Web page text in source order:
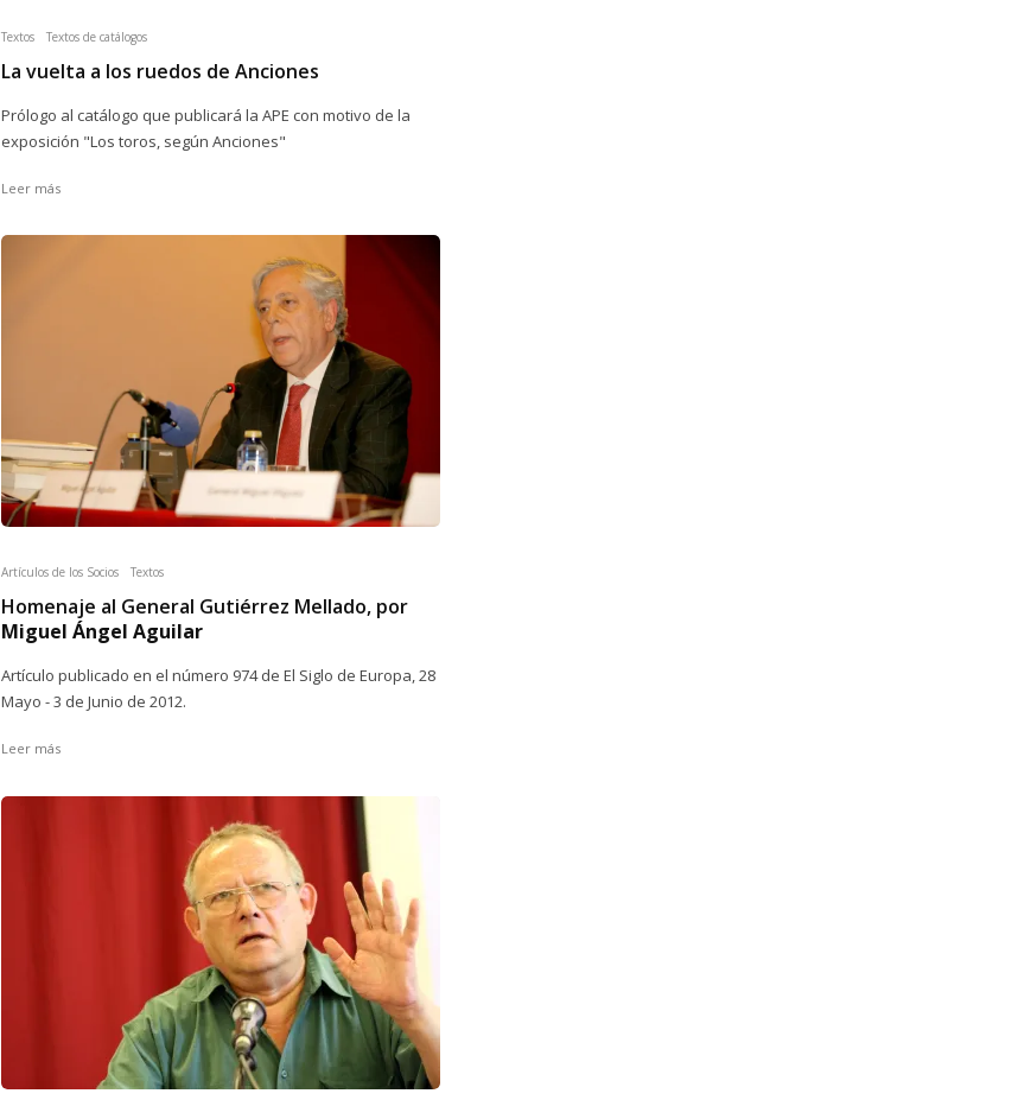
Textos Textos de catálogos
La vuelta a los ruedos de Anciones
Prólogo al catálogo que publicará la APE con motivo de la
exposición "Los toros, según Anciones"
Leer más
Artículos de los Socios Textos
Homenaje al General Gutiérrez Mellado, por
Miguel Ángel Aguilar
Artículo publicado en el número 974 de El Siglo de Europa, 28
Mayo - 3 de Junio de 2012.
Leer más